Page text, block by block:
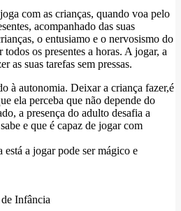
com as crianças, quando voa pelo
acompanhado das suas
o entusiamo e o nervosismo do
os presentes a horas. A jogar, a
as suas tarefas sem pressas.
à autonomia. Deixar a criança fazer,é
ela perceba que não depende do
a presença do adulto desafia a
e que é capaz de jogar com
a jogar pode ser mágico e
Infância